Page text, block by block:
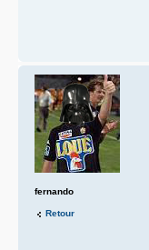
fernando
Retour